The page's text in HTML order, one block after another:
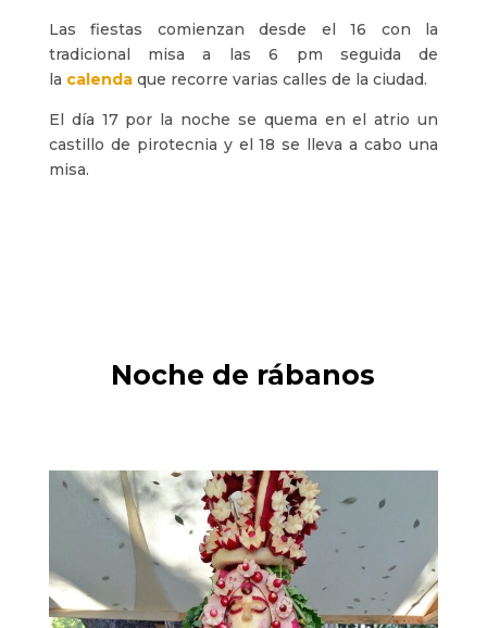
Las fiestas comienzan desde el 16 con la
tradicional misa a las 6 pm seguida de
la calenda que recorre varias calles de la ciudad.
El día 17 por la noche se quema en el atrio un
castillo de pirotecnia y el 18 se lleva a cabo una
misa.
Noche de rábanos